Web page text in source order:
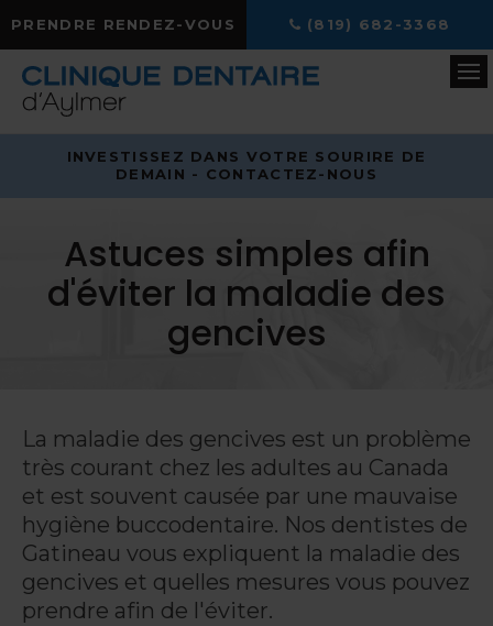
PRENDRE RENDEZ-VOUS (819) 682-3368
INVESTISSEZ DANS VOTRE SOURIRE DE
DEMAIN - CONTACTEZ-NOUS
Astuces simples afin
d'éviter la maladie des
gencives
La maladie des gencives est un problème
très courant chez les adultes au Canada
et est souvent causée par une mauvaise
hygiène buccodentaire. Nos dentistes de
Gatineau vous expliquent la maladie des
gencives et quelles mesures vous pouvez
prendre afin de l'éviter.